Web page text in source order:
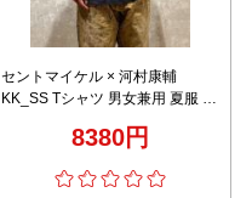
セントマイケル × 河村康輔
KK_SS Tシャツ 男女兼用 夏服 通
地 大好評 発送保証
8380円